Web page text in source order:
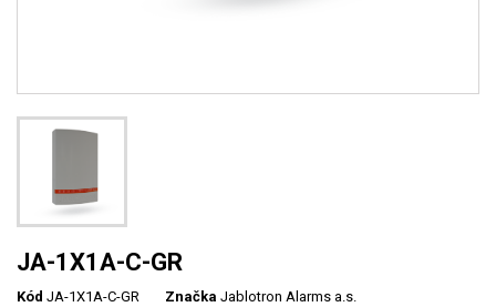
JA-1X1A-C-GR
Kód JA-1X1A-C-GR Značka Jablotron Alarms a.s.